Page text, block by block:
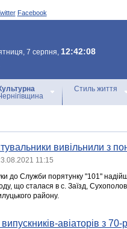
Facebook
7 серпня, 12:42:08
Стиль життя
вивільнили з
11:15
до Служби порятунку "101"
що сталася в с. Заїзд,
району.
авіаторів з